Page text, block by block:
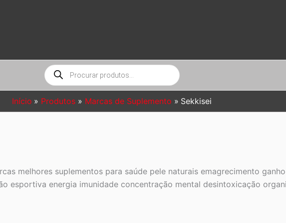
Pesquisar
produtos
Início Produtos Marcas de Suplemento Sekkisei
melhores suplementos para saúde pele naturais emagrecimento
esportiva energia imunidade concentração mental desintoxicação